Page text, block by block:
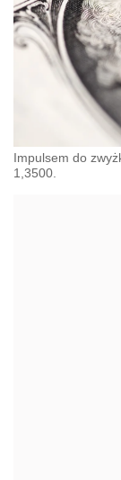
Impulsem do
1,3500.